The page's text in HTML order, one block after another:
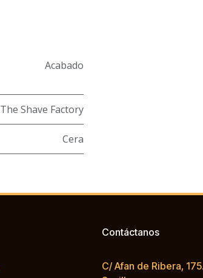
Acabado
The Shave Factory
Cera
Contáctanos
C/ Afan de Ribera,